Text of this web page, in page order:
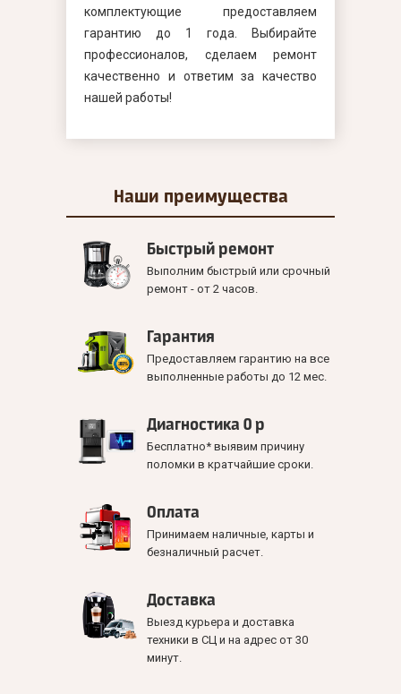
комплектующие предоставляем
гарантию до 1 года. Выбирайте
профессионалов, сделаем ремонт
качественно и ответим за качество
нашей работы!
Наши преимущества
Быстрый ремонт
Выполним быстрый или срочный
ремонт - от 2 часов.
Гарантия
Предоставляем гарантию на все
выполненные работы до 12 мес.
Диагностика 0 р
Бесплатно* выявим причину
поломки в кратчайшие сроки.
Оплата
Принимаем наличные, карты и
безналичный расчет.
Доставка
Выезд курьера и доставка
техники в СЦ и на адрес от 30
минут.